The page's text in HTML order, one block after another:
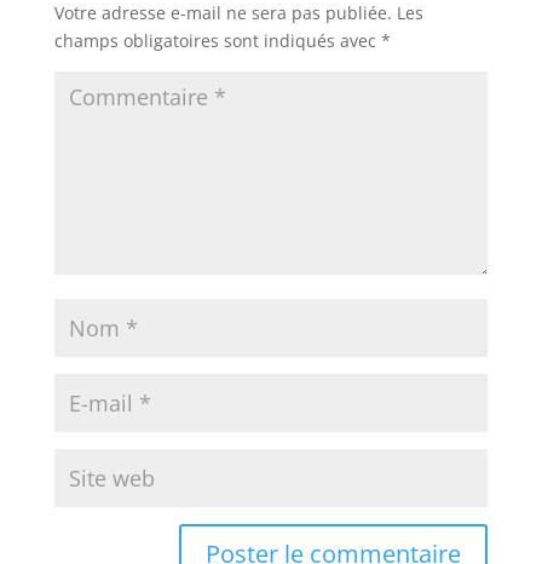
Votre adresse e-mail ne sera pas publiée. Les
champs obligatoires sont indiqués avec *